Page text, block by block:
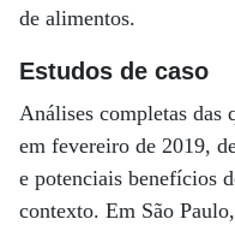
de alimentos.
Estudos de caso
Análises completas das
em fevereiro de 2019,
e potenciais benefícios
contexto. Em São